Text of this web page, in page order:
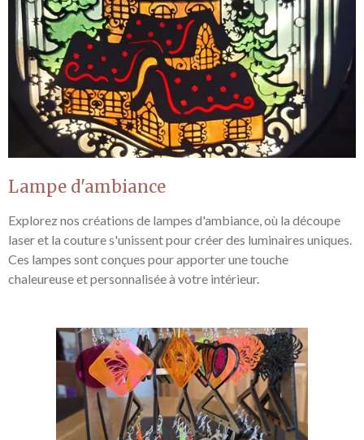
Lampe d'ambiance
Explorez nos créations de lampes d'ambiance, où la découpe
laser et la couture s'unissent pour créer des luminaires uniques.
Ces lampes sont conçues pour apporter une touche
chaleureuse et personnalisée à votre intérieur.